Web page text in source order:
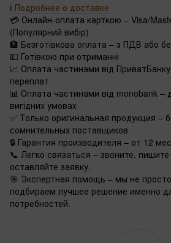
ℹ️ Подробнее о доставке
💳 Онлайн-оплата карткою – Visa/
(Популярний вибір)
🏦 Безготівкова оплата – з ПДВ або
💵 Готівкою при отриманні
📈 Оплата частинами від
переплат
📊 Оплата частинами від monobank –
вигідних умовах
✅ Только оригинальная продукция –
сомнительных поставщиков
🔒 Гарантия производителя – от 12
📞 Легко связаться – звоните,
оставляйте заявку.
🎯 Экспертная помощь – мы не
подбираем лучшее решение именно
потребностей.